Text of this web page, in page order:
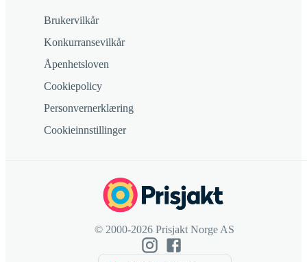
Brukervilkår
Konkurransevilkår
Åpenhetsloven
Cookiepolicy
Personvernerklæring
Cookieinnstillinger
© 2000-2026 Prisjakt Norge AS